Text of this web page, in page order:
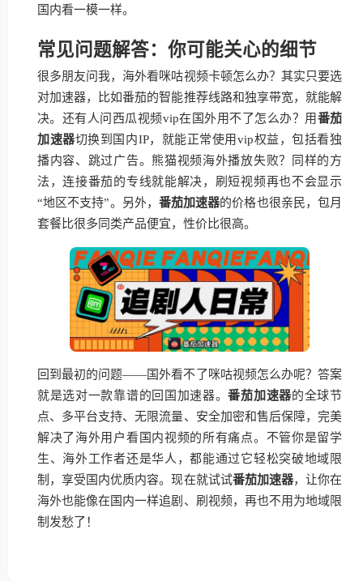
国内看一模一样。
常见问题解答：你可能关心的细节
很多朋友问我，海外看咪咕视频卡顿怎么办？其实只要选
对加速器，比如番茄的智能推荐线路和独享带宽，就能解
决。还有人问西瓜视频vip在国外用不了怎么办？用番茄
加速器切换到国内IP，就能正常使用vip权益，包括看独
播内容、跳过广告。熊猫视频海外播放失败？同样的方
法，连接番茄的专线就能解决，刷短视频再也不会显示
“地区不支持”。另外， 番茄加速器的价格也很亲民，包月
套餐比很多同类产品便宜，性价比很高。
回到最初的问题——国外看不了咪咕视频怎么办呢？答案
就是选对一款靠谱的回国加速器。番茄加速器的全球节
点、多平台支持、无限流量、安全加密和售后保障，完美
解决了海外用户看国内视频的所有痛点。不管你是留学
生、海外工作者还是华人，都能通过它轻松突破地域限
制，享受国内优质内容。现在就试试番茄加速器，让你在
海外也能像在国内一样追剧、刷视频，再也不用为地域限
制发愁了！